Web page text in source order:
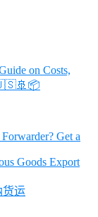
on Costs,
Get a
Goods Export
货运